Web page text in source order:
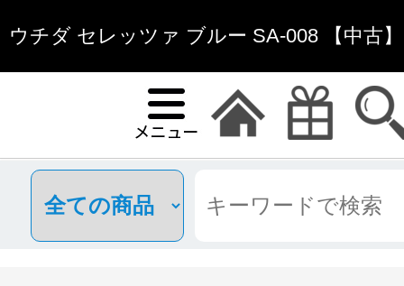
ウチダ セレッツァ ブルー SA-008 【中古
子 UCHIDA | 中古オ